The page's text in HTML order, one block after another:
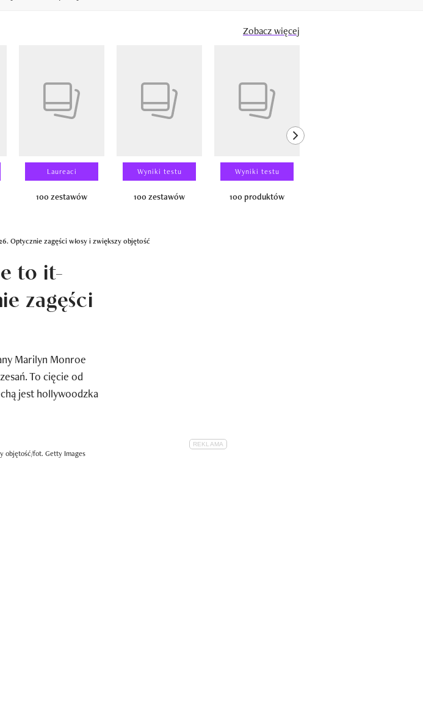
Zobacz więcej
Laureaci
100 zestawów
Wyniki testu
100 zestawów
Wyniki testu
100 produktów
next element
Optycznie zagęści włosy i zwiększy objętość
to it-
zagęści
Marilyn Monroe
To cięcie od
jest hollywoodzka
objętość/fot. Getty Images